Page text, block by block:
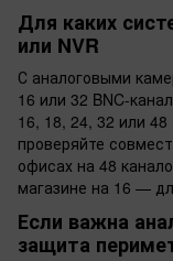
Для каких
или NVR
С аналоговыми
16 или 32 BNC-
16, 18, 24, 32 или
проверяйте
офисах на 48
магазине на 16 —
Если важна
защита